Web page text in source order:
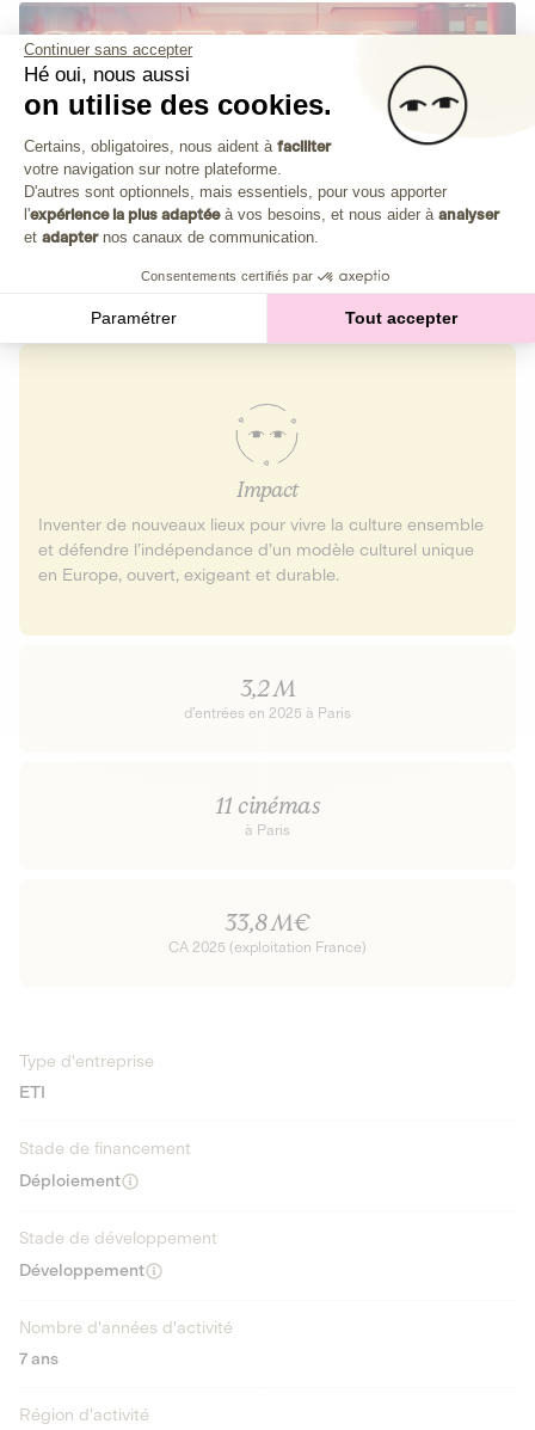
Impact
Inventer de nouveaux lieux pour vivre la culture ensemble
et défendre l’indépendance d’un modèle culturel unique
en Europe, ouvert, exigeant et durable.
3,2 M
d’entrées en 2025 à Paris
11 cinémas
à Paris
33,8 M€
CA 2025 (exploitation France)
Type d'entreprise
ETI
Stade de financement
Déploiement
Stade de développement
Développement
Nombre d'années d'activité
7 ans
Région d'activité
Continuer sans accepter
Hé oui, nous aussi
on utilise des cookies.
Plateforme de Gestion du
Certains, obligatoires, nous aident à faciliter
votre navigation sur notre plateforme.
D'autres sont optionnels, mais essentiels, pour vous apporter
l'expérience la plus adaptéeà vos besoins, et nous aider à analyser
et adapternos canaux de communication.
Consentements certifiés par
Paramétrer Tout accepter
Axeptio consent